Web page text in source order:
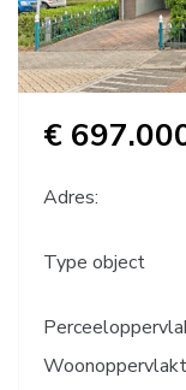
€
Adres:
Type object